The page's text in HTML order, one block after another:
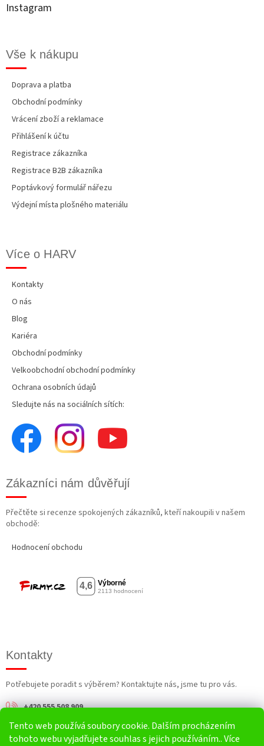
Tento web používá soubory cookie. Dalším procházením
tohoto webu vyjadřujete souhlas s jejich používáním.. Více
Instagram
Vše k nákupu
Doprava a platba
Obchodní podmínky
Vrácení zboží a reklamace
Přihlášení k účtu
Registrace zákazníka
Registrace B2B zákazníka
Poptávkový formulář nářezu
Výdejní místa plošného materiálu
Více o HARV
Kontakty
O nás
Blog
Kariéra
Obchodní podmínky
Velkoobchodní obchodní podmínky
Ochrana osobních údajů
Sledujte nás na sociálních sítích:
Zákazníci nám důvěřují
Přečtěte si recenze spokojených zákazníků, kteří nakoupili v našem
obchodě:
Hodnocení obchodu
Kontakty
Potřebujete poradit s výběrem? Kontaktujte nás, jsme tu pro vás.
+420 555 508 909
info@harv.cz